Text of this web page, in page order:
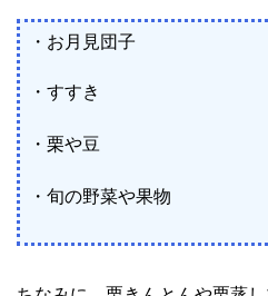
・お月見団子
・すすき
・栗や豆
・旬の野菜や果物